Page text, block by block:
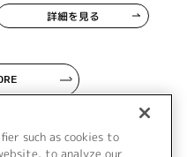
詳細を見る
such as cookies to
to analyze our